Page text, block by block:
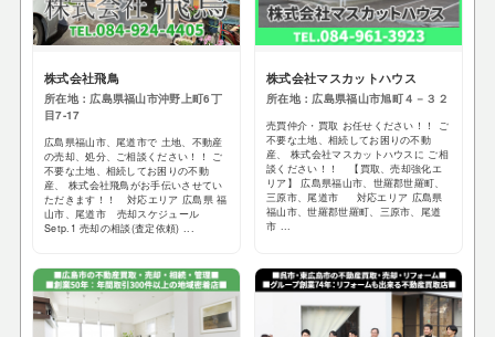
株式会社飛鳥
所在地：広島県福山市沖野上町6丁
目7-17
広島県福山市、尾道市で 土地、不動産
の売却、処分、ご相談ください！！ ご
不要な土地、相続してお困りの不動
産、 株式会社飛鳥がお手伝いさせてい
ただきます！！ 対応エリア 広島県 福
山市、尾道市 売却スケジュール
Setp.1 売却の相談(査定依頼) ...
株式会社マスカットハウス
所在地：広島県福山市旭町４－３２
売買仲介・買取 お任せください！！ ご
不要な土地、相続してお困りの不動
産、 株式会社マスカットハウスに ご相
談ください！！ 【買取、売却強化エ
リア】 広島県福山市、世羅郡世羅町、
三原市、尾道市 対応エリア 広島県
福山市、世羅郡世羅町、三原市、尾道
市 ...